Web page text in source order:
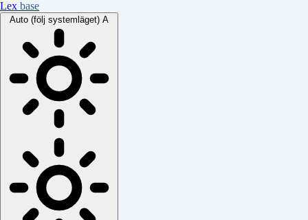
Lex base
Auto (följ systemläget) A